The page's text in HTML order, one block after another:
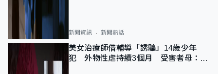
新聞資訊 新聞熱話
美女治療師借輔導「誘騙」14歲少年
犯 外物性虐持續3個月 受害者母：要